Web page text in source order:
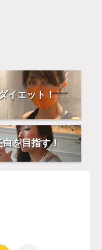
イエット！
白を目指す！